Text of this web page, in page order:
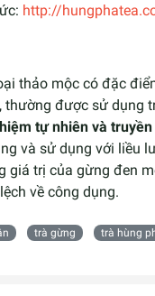
http://
thảo mộc có đặc
thường được sử dụng
tự nhiên và
và sử dụng với liều
giá trị của gừng đen
về công dụng.
trà gừng trà hùng